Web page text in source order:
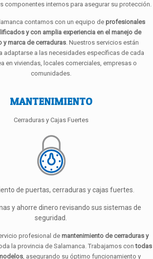
componentes internos para asegurar su protección.
contamos con un equipo de profesionales
y con amplia experiencia en el manejo de
y marca de cerraduras. Nuestros servicios están
adaptarse a las necesidades específicas de cada
en viviendas, locales comerciales, empresas o
comunidades.
MANTENIMIENTO
Cerraduras y Cajas Fuertes
de puertas, cerraduras y cajas fuertes.
y ahorre dinero revisando sus sistemas de
seguridad.
profesional de mantenimiento de cerraduras y
la provincia de Salamanca. Trabajamos contodas
, asegurando su óptimo funcionamiento y